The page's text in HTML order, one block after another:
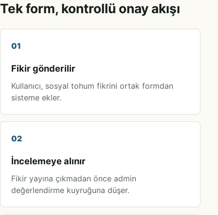
Tek form, kontrollü onay akışı
01
Fikir gönderilir
Kullanıcı, sosyal tohum fikrini ortak formdan
sisteme ekler.
02
İncelemeye alınır
Fikir yayına çıkmadan önce admin
değerlendirme kuyruğuna düşer.